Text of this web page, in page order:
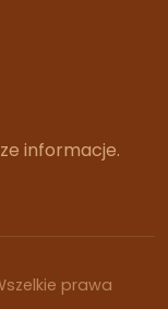
informacje.
prawa